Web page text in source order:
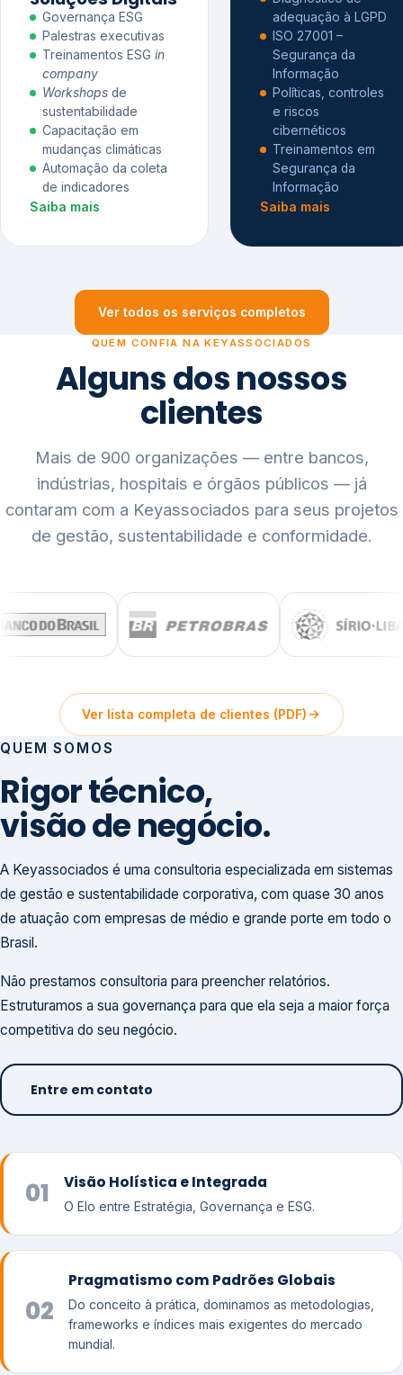
Governança ESG
Palestras executivas
Treinamentos ESG in
company
Workshops de
sustentabilidade
Capacitação em
mudanças climáticas
Automação da coleta
de indicadores
Saiba mais
adequação à LGPD
ISO 27001 –
Segurança da
Informação
Políticas, controles
e riscos
cibernéticos
Treinamentos em
Segurança da
Informação
Saiba mais
Ver todos os serviços completos
QUEM CONFIA NA KEYASSOCIADOS
Alguns dos nossos
clientes
Mais de 900 organizações — entre bancos,
indústrias, hospitais e órgãos públicos — já
contaram com a Keyassociados para seus projetos
de gestão, sustentabilidade e conformidade.
Ver lista completa de clientes (PDF)
QUEM SOMOS
Rigor técnico,
visão de negócio.
A Keyassociados é uma consultoria especializada em sistemas
de gestão e sustentabilidade corporativa, com quase 30 anos
de atuação com empresas de médio e grande porte em todo o
Brasil.
Não prestamos consultoria para preencher relatórios.
Estruturamos a sua governança para que ela seja a maior força
competitiva do seu negócio.
Entre em contato
01 Visão Holística e Integrada
O Elo entre Estratégia, Governança e ESG.
02
Pragmatismo com Padrões Globais
Do conceito à prática, dominamos as metodologias,
frameworks e índices mais exigentes do mercado
mundial.